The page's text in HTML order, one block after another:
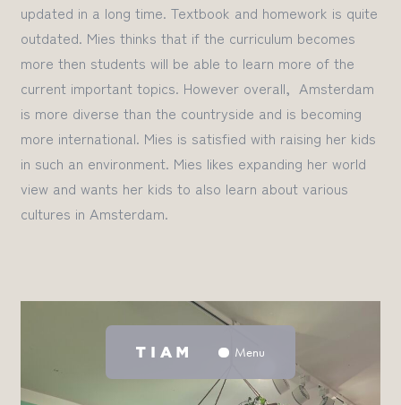
updated in a long time. Textbook and homework is quite
outdated. Mies thinks that if the curriculum becomes
more then students will be able to learn more of the
current important topics. Howeveroverall, Amsterdam
is more diverse than the countryside and is becoming
more international. Mies is satisfied with raising her kids
in such an environment. Mies likes expanding herworld
view and wants her kids to also learn about various
cultures in Amsterdam.